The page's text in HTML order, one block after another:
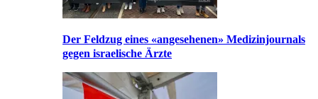
Der Feldzug eines «angesehenen» Medizinjournals
gegen israelische Ärzte